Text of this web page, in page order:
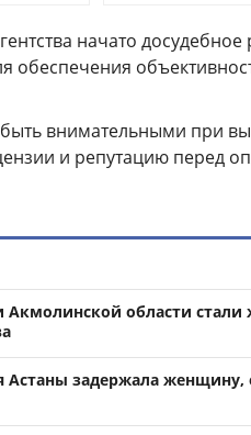
начато досудебное
обеспечения
внимательными при
и репутацию перед
области стали
Астаны задержала